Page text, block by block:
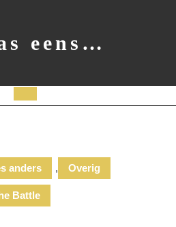
eens…
anders , Overig
Battle